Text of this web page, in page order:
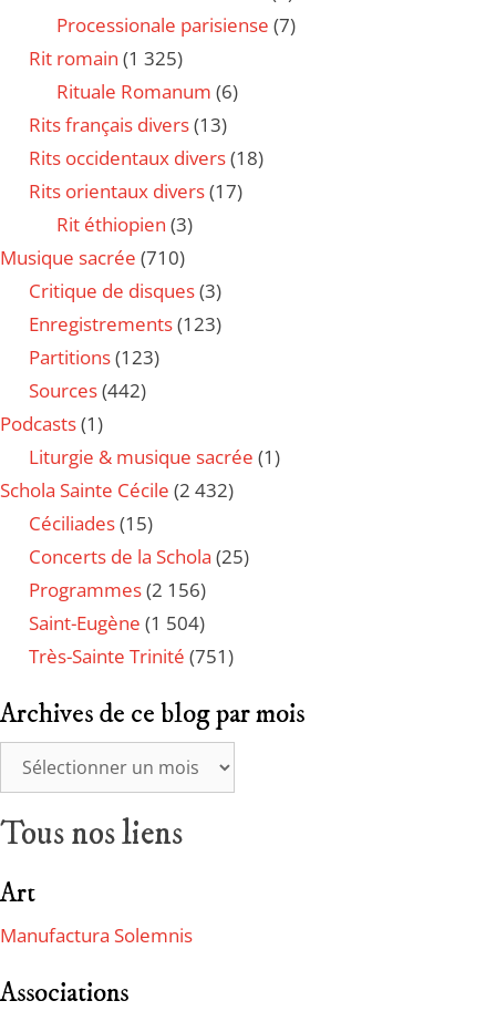
Processionale parisiense (7)
Rit romain (1 325)
Rituale Romanum (6)
Rits français divers(13)
Rits occidentaux divers(18)
Rits orientaux divers(17)
Rit éthiopien (3)
Musique sacrée (710)
Critique de disques(3)
Enregistrements(123)
Partitions(123)
Sources(442)
Podcasts(1)
Liturgie & musique sacrée (1)
Schola Sainte Cécile (2 432)
Céciliades(15)
Concerts de la Schola (25)
Programmes(2 156)
Saint-Eugène (1 504)
Très-Sainte Trinité (751)
Archives de ce blog par mois
Tous nos liens
Art
Manufactura Solemnis
Associations